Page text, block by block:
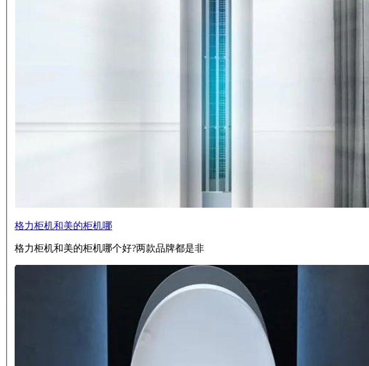
格力柜机和美的柜机哪
格力柜机和美的柜机哪个好?两款品牌都是非